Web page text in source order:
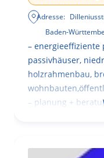
Adresse:
Baden-
– energieeffiziente
passivhäuser,
holzrahmenbau,
– planung +